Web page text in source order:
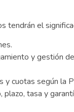
el
y gestión
y cuotas según la
tasa y